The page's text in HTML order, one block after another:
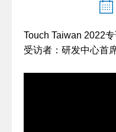
Touch Taiwan 2022
受访者：研发中心首